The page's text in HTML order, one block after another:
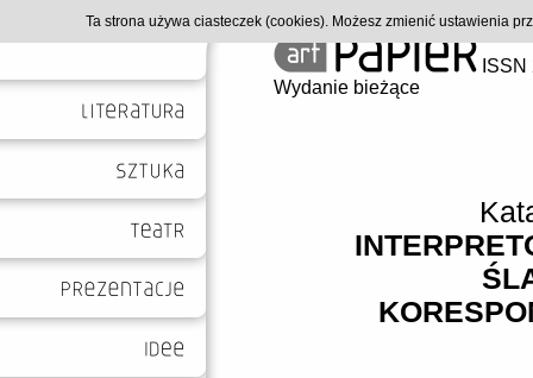
Wydanie bieżące
Ta strona używa ciasteczek (cookies). Możesz zmienić ustawienia